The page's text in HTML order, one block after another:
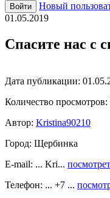
Войти
Новый
01.05.2019
Спасите нас с
Дата публикации:
Количество просмотров:
Автор: Kristina90210
Город: Щербинка
E-mail: ... Kri...
Телефон: ... +7 ...